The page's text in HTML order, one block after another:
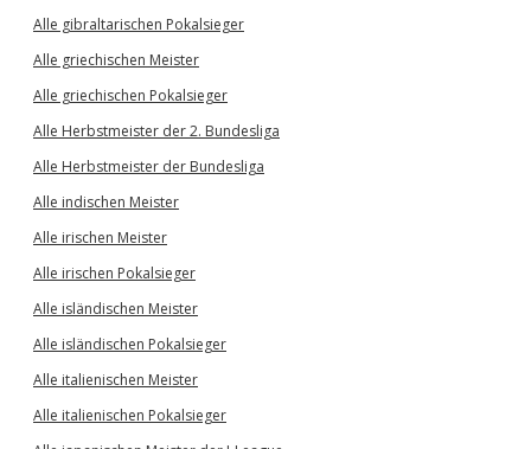
Alle gibraltarischen Pokalsieger
Alle griechischen Meister
Alle griechischen Pokalsieger
Alle Herbstmeister der 2. Bundesliga
Alle Herbstmeister der Bundesliga
Alle indischen Meister
Alle irischen Meister
Alle irischen Pokalsieger
Alle isländischen Meister
Alle isländischen Pokalsieger
Alle italienischen Meister
Alle italienischen Pokalsieger